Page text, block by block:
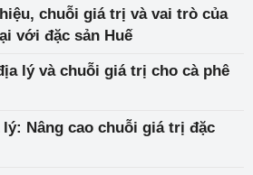
chuỗi giá trị và vai trò của
với đặc sản Huế
lý và chuỗi giá trị cho cà phê
Nâng cao chuỗi giá trị đặc